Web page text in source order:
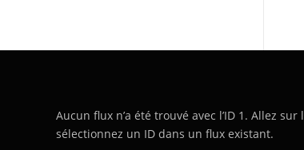
Aucun flux n’a été trouvé avec l’ID 1. Allez sur
sélectionnez un ID dans un flux existant.